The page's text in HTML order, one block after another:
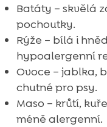
Batáty – skvělá
pochoutky.
Rýže – bílá i
hypoalergenní
Ovoce – jablka,
chutné pro psy.
Maso – krůtí,
méně alergenní.